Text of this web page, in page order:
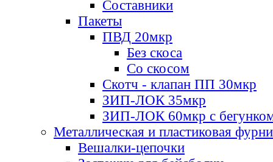
Составники
Пакеты
ПВД 20мкр
Без скоса
Со скосом
Скотч - клапан ПП 30мкр
ЗИП-ЛОК 35мкр
ЗИП-ЛОК 60мкр с
Металлическая и пластиковая
Вешалки-цепочки